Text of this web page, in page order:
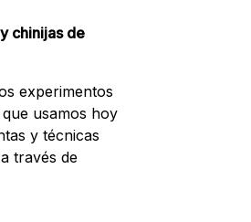
chinijas de
experimentos
usamos hoy
y técnicas
través de